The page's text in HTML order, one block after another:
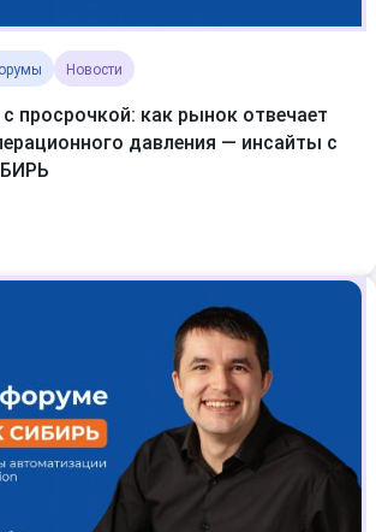
Новости
просрочкой: как рынок отвечает
давления — инсайты с